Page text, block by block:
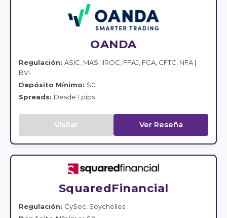
OANDA
Regulación: ASIC, MAS, IIROC, FFAJ, FCA, CFTC, NFA |
BVI
Depósito Mínimo: $0
Spreads: Desde 1 pips
Visitar Ver Reseña
SquaredFinancial
Regulación: CySec, Seychelles